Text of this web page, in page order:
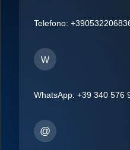
Telefono:
W
WhatsApp: +39 340 576
@